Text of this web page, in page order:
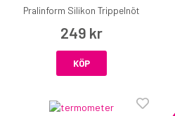
Pralinform Silikon Trippelnöt
249 kr
KÖP